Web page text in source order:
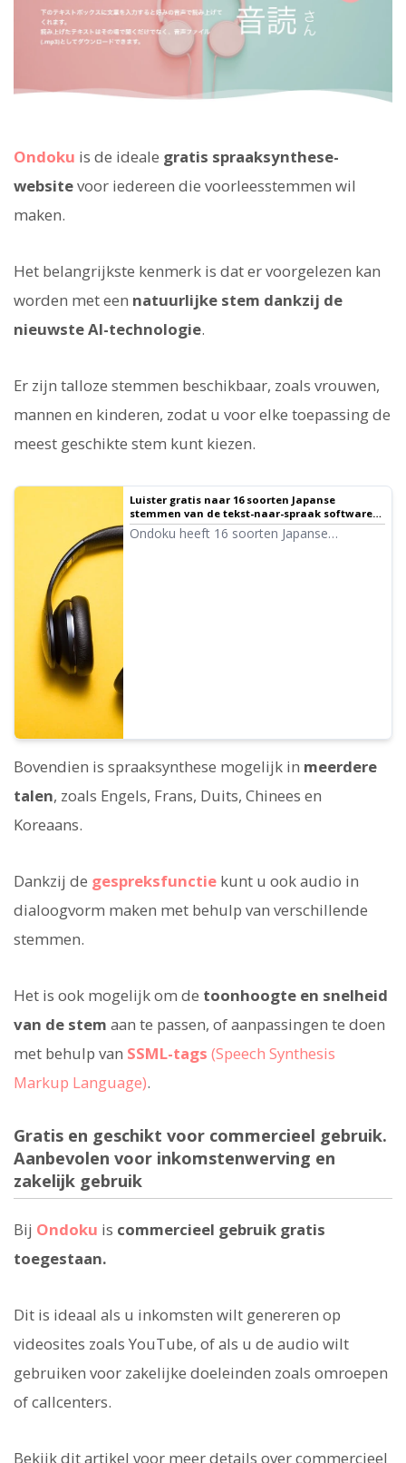
Ondoku is de ideale gratis spraaksynthese-
websitevoor iedereen die voorleesstemmen wil
maken.
Het belangrijkste kenmerk is dat er voorgelezen kan
worden met een natuurlijke stem dankzij de
nieuwste AI-technologie.
Er zijn talloze stemmen beschikbaar, zoals vrouwen,
mannen en kinderen, zodat u voor elke toepassing de
meest geschikte stem kunt kiezen.
Luister gratis naar 16 soorten Japanse
stemmen van de tekst-naar-spraak software
Ondoku. Verander de indruk door de
toonhoogte aan te passen ｜ Ondoku
Ondoku heeft 16 soorten Japanse
Bovendien is spraaksynthese mogelijk in meerdere
talen, zoals Engels, Frans, Duits, Chinees en
Koreaans.
Dankzij de gespreksfunctie kunt u ook audio in
dialoogvorm maken met behulp van verschillende
stemmen.
Het is ook mogelijk om de toonhoogte en snelheid
van de stem aan te passen, of aanpassingen te doen
met behulp van SSML-tags (Speech Synthesis
Markup Language).
Gratis en geschikt voor commercieel gebruik.
Aanbevolen voor inkomstenwerving en
zakelijk gebruik
Bij Ondoku is commercieel gebruik gratis
toegestaan.
Dit is ideaal als u inkomsten wilt genereren op
videosites zoals YouTube, of als u de audio wilt
gebruiken voor zakelijke doeleinden zoals omroepen
of callcenters.
Bekijk dit artikel voor meer details over commercieel